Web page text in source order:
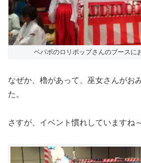
ペパボのロリポップさんのブースに
なぜか、櫓があって、巫女さんがお
た。
さすが、イベント慣れしていますね